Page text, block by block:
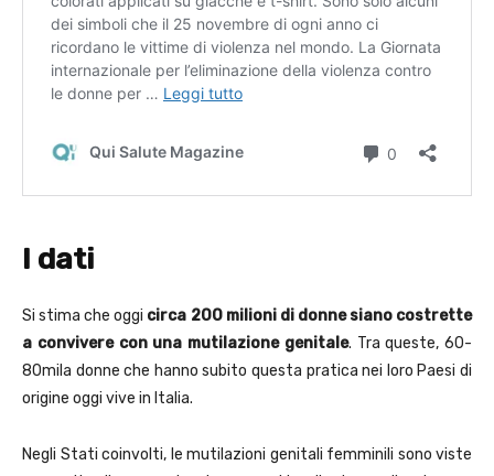
I dati
Si stima che oggi circa 200 milioni di donne siano costrette
a convivere con una mutilazione genitale. Tra queste, 60-
80mila donne che hanno subito questa pratica nei loro Paesi di
origine oggi vive in Italia.
Negli Stati coinvolti, le mutilazioni genitali femminili sono viste